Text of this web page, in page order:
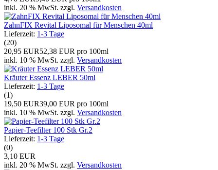
inkl. 20 % MwSt. zzgl. Versandkosten
ZahnFIX Revital Liposomal für Menschen 40ml
Lieferzeit: 1-3 Tage
(20)
20,95 EUR52,38 EUR pro 100ml
inkl. 10 % MwSt. zzgl. Versandkosten
Kräuter Essenz LEBER 50ml
Lieferzeit: 1-3 Tage
(1)
19,50 EUR39,00 EUR pro 100ml
inkl. 10 % MwSt. zzgl. Versandkosten
Papier-Teefilter 100 Stk Gr.2
Lieferzeit: 1-3 Tage
(0)
3,10 EUR
inkl. 20 % MwSt. zzgl. Versandkosten